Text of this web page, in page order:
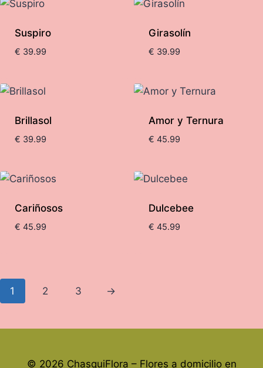
Suspiro
€ 39.99
Girasolín
€ 39.99
Brillasol
€ 39.99
Amor y Ternura
€ 45.99
Cariñosos
€ 45.99
Dulcebee
€ 45.99
1 2 3 →
© 2026 ChasquiFlora – Flores a domicilio en